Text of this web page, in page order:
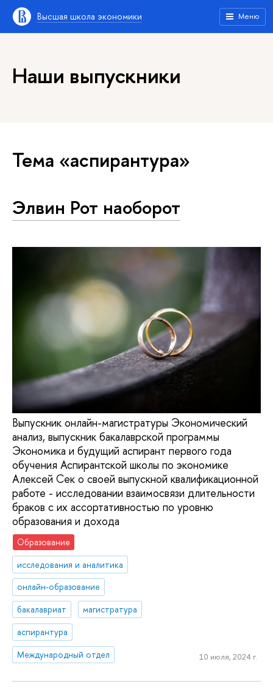
Высшая школа экономики Меню
Наши выпускники
Тема «аспирантура»
Элвин Рот наоборот
Выпускник онлайн-магистратуры Экономический
анализ, выпускник бакалаврской программы
Экономика и будущий аспирант первого года
обучения Аспирантской школы по экономике
Алексей Сек о своей выпускной квалификационной
работе - исследовании взаимосвязи длительности
браков с их ассортативностью по уровню
образования и дохода
Образование
исследования и аналитика
онлайн-образование
бакалавриат
магистратура
аспирантура
Международный отдел
10 июля, 2024 г.